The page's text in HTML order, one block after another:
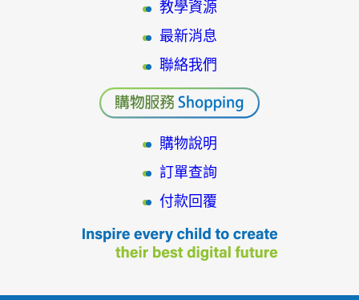
教學資源
最新消息
聯絡我們
購物說明
訂單查詢
付款回覆